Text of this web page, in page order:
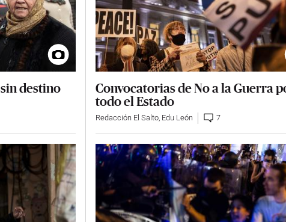
destino
Convocatorias de No a la Guerra
todo el Estado
Redacción El Salto, Edu León 7